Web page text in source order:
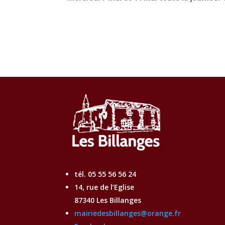
tél. 05 55 56 56 24
14, rue de l’Eglise
87340 Les Billanges
mairiedesbillanges@orange.fr